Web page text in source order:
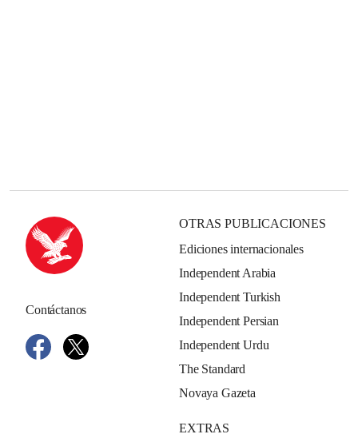
Contáctanos
OTRAS PUBLICACIONES
Ediciones internacionales
Independent Arabia
Independent Turkish
Independent Persian
Independent Urdu
The Standard
Novaya Gazeta
EXTRAS